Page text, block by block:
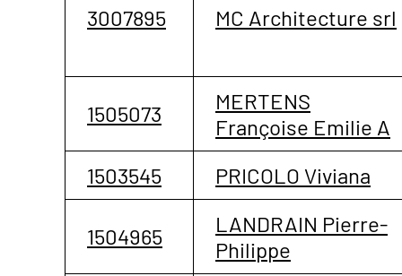
3007895 MC Architecture srl
1505073
MERTENS
Françoise Emilie A
1503545
PRICOLO Viviana
1504965
LANDRAIN Pierre-
Philippe